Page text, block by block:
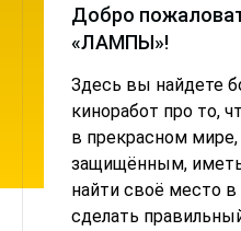
Добро
«ЛАМПЫ»!
Здесь вы найдете
киноработ про то,
в прекрасном
защищённым,
найти своё место
сделать